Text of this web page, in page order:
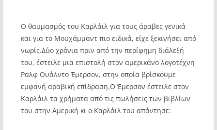
Ο θαυμασμός του Καρλάιλ για τους άραβες γενικά
και για το Μουχάμμαντ πιο ειδικά, είχε ξεκινήσει από
νωρίς.Δύο χρόνια πριν από την περίφημη διάλεξή
του, έστειλε μια επιστολή στον αμερικάνο λογοτέχνη
Ραλφ Ουάλντο Έμερσον, στην οποία βρίσκουμε
εμφανή αραβική επίδραση.Ο Έμερσον έστειλε στον
Καρλάιλ τα χρήματα από τις πωλήσεις των βιβλίων
του στην Αμερική κι ο Καρλάιλ του απάντησε: